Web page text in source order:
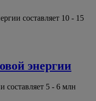
составляет 10 - 15
энергии
составляет 5 - 6 млн